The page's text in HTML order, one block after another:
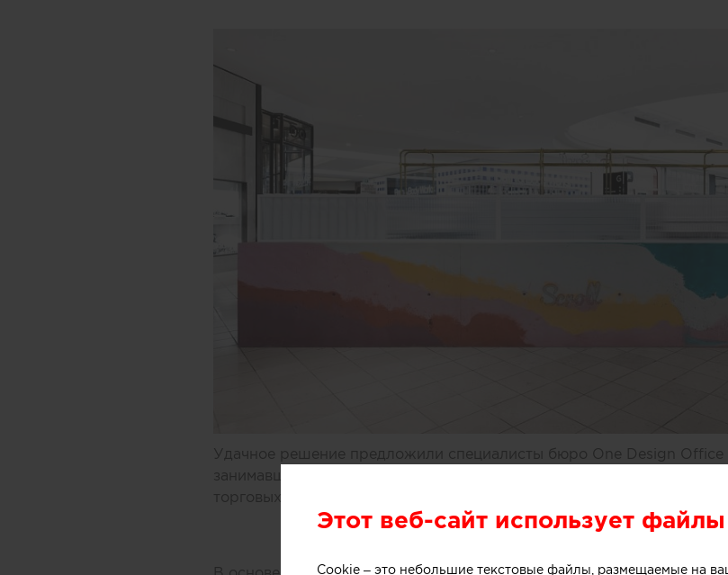
Удачное решение предложили специалисты бюро One Design Office
занимавшиеся дизайном небольшого магазина мороженого,
торговых центров Мельбурна (Австралия).
Этот веб-сайт использует
Cookie – это небольшие текстовые файлы, размещаемые на